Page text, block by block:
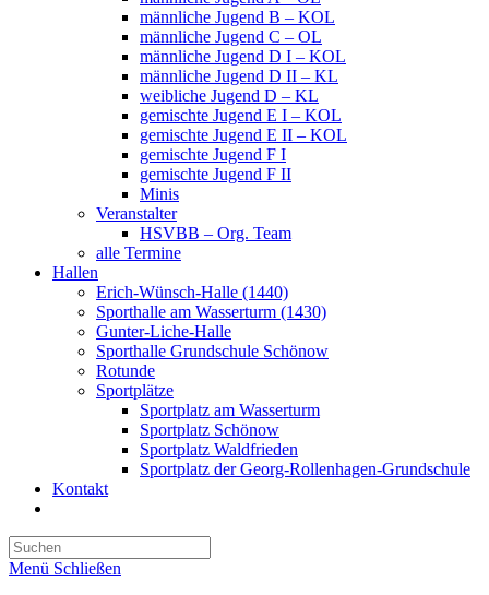
männliche Jugend B – KOL
männliche Jugend C – OL
männliche Jugend D I – KOL
männliche Jugend D II – KL
weibliche Jugend D – KL
gemischte Jugend E I – KOL
gemischte Jugend E II – KOL
gemischte Jugend F I
gemischte Jugend F II
Minis
Veranstalter
HSVBB – Org. Team
alle Termine
Hallen
Erich-Wünsch-Halle (1440)
Sporthalle am Wasserturm (1430)
Gunter-Liche-Halle
Sporthalle Grundschule Schönow
Rotunde
Sportplätze
Sportplatz am Wasserturm
Sportplatz Schönow
Sportplatz Waldfrieden
Sportplatz der Georg-Rollenhagen-Grundschule
Kontakt
umschalten
Menü Schließen